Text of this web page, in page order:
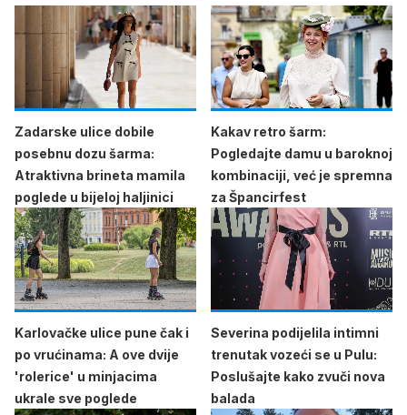
Zadarske ulice dobile
posebnu dozu šarma:
Atraktivna brineta mamila
poglede u bijeloj haljinici
Kakav retro šarm:
Pogledajte damu u baroknoj
kombinaciji, već je spremna
za Špancirfest
Karlovačke ulice pune čak i
po vrućinama: A ove dvije
'rolerice' u minjacima
ukrale sve poglede
Severina podijelila intimni
trenutak vozeći se u Pulu:
Poslušajte kako zvuči nova
balada